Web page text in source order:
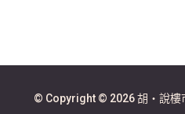
© Copyright © 2026 胡‧說樓